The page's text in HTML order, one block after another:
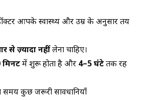
डॉक्टर आपके स्वास्थ्य और उम्र के अनुसार तय
से ज़्यादा नहींलेना चाहिए।
मिनटमें शुरू होता है और 4–5 घंटेतक रह
कुछ जरूरी सावधानियाँ